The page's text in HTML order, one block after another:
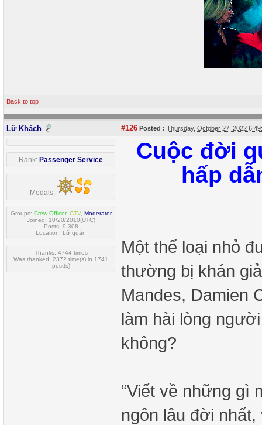
Back to top
Lữ Khách #126 Posted : Thursday, October 27, 2022
Rank: Passenger Service
Medals:
Groups: Crew Officer, CTV, Moderator
Joined: 10/20/2010(UTC)
Posts: 9,308
Location: Lữ quán
Thanks: 4744 times
Was thanked: 2372 time(s) in 1741
post(s)
Cuộc đời
hấp
Một thể loại nhỏ
thường bị khán
Mandes, Damien
làm hài lòng
không?
“Viết về những gì
ngôn lâu đời